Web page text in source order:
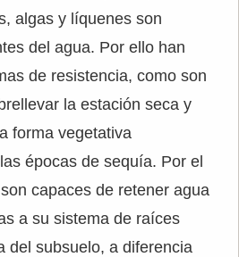
algas y líquenes son
del agua. Por ello han
de resistencia, como son
la estación seca y
forma vegetativa
épocas de sequía. Por el
capaces de retener agua
a su sistema de raíces
del subsuelo, a diferencia